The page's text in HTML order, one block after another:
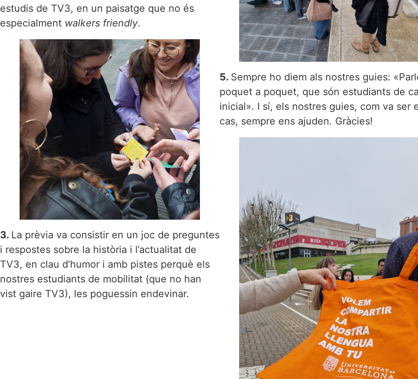
estudis de TV3, en un paisatge que no és
especialment walkers friendly.
3. La prèvia va consistir en un joc de preguntes
i respostes sobre la història i l’actualitat de
TV3, en clau d’humor i amb pistes perquè els
nostres estudiants de mobilitat (que no han
vist gaire TV3), les poguessin endevinar.
5. Sempre ho diem als nostres guies:
poquet a poquet, que són estudiants de
inicial». I sí, els nostres guies, com va ser
cas, sempre ens ajuden. Gràcies!